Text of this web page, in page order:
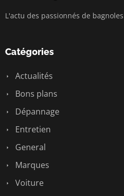
L'actu des passionnés de bagnoles
Catégories
Actualités
Bons plans
Dépannage
Entretien
General
Marques
Voiture